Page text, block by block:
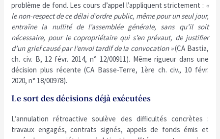
problème de fond. Les cours d’appel l’appliquent strictement : «
le non-respect de ce délai d’ordre public, même pour un seul jour,
entraîne la nullité de l’assemblée générale, sans qu’il soit
nécessaire, pour le copropriétaire qui s’en prévaut, de justifier
d’un grief causé par l’envoi tardif de la convocation »(CA Bastia,
ch. civ. B, 12 févr. 2014, n° 12/00911). Même rigueur dans une
décision plus récente (CA Basse-Terre, 1ère ch. civ., 10 févr.
2020, n° 18/00978).
Le sort des décisions déjà exécutées
L’annulation rétroactive soulève des difficultés concrètes :
travaux engagés, contrats signés, appels de fonds émis et